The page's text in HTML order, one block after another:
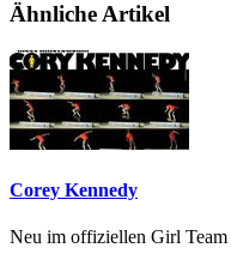
Ähnliche Artikel
Corey Kennedy
Neu im offiziellen Girl Team